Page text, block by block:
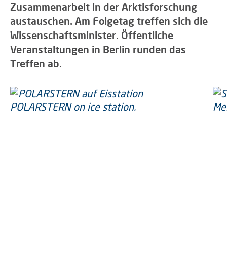
Zusammenarbeit in der Arktisforschung
austauschen. Am Folgetag treffen sich die
Wissenschaftsminister. Öffentliche
Veranstaltungen in Berlin runden das
Treffen ab.